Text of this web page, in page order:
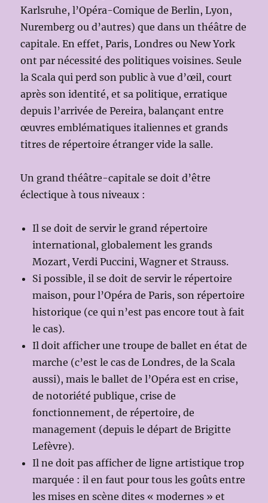
Karlsruhe, l’Opéra-Comique de Berlin, Lyon,
Nuremberg ou d’autres) que dans un théâtre de
capitale. En effet, Paris, Londres ou New York
ont par nécessité des politiques voisines. Seule
la Scala qui perd son public à vue d’œil, court
après son identité, et sa politique, erratique
depuis l’arrivée de Pereira, balançant entre
œuvres emblématiques italiennes et grands
titres de répertoire étranger vide la salle.
Un grand théâtre-capitale se doit d’être
éclectique à tous niveaux :
Il se doit de servir le grand répertoire
international, globalement les grands
Mozart, Verdi Puccini, Wagner et Strauss.
Si possible, il se doit de servir le répertoire
maison, pour l’Opéra de Paris, son répertoire
historique (ce qui n’est pas encore tout à fait
le cas).
Il doit afficher une troupe de ballet en état de
marche (c’est le cas de Londres, de la Scala
aussi), mais le ballet de l’Opéra est en crise,
de notoriété publique, crise de
fonctionnement, de répertoire, de
management (depuis le départ de Brigitte
Lefèvre).
Il ne doit pas afficher de ligne artistique trop
marquée : il en faut pour tous les goûts entre
les mises en scène dites « modernes » et